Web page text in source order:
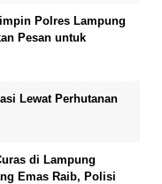
Polres Lampung
Pesan untuk
Lewat Perhutanan
di Lampung
Emas Raib, Polisi